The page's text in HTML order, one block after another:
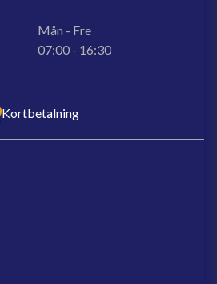
Mån - Fre
07:00 - 16:30
Kortbetalning